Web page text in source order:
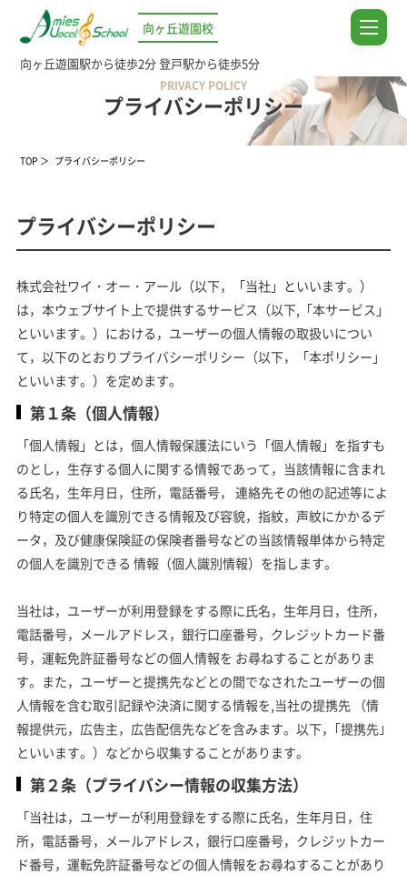
向ヶ丘遊園校
向ヶ丘遊園駅から徒歩2分登戸駅から徒歩5分
PRIVACY POLICY
プライバシーポリシー
TOP プライバシーポリシー
プライバシーポリシー
株式会社ワイ・オー・アール（以下，「当社」といいます。）
は，本ウェブサイト上で提供するサービス（以下,「本サービス」
といいます。）における，ユーザーの個人情報の取扱いについ
て，以下のとおりプライバシーポリシー（以下，「本ポリシー」
といいます。）を定めます。
第１条（個人情報）
「個人情報」とは，個人情報保護法にいう「個人情報」を指すも
のとし，生存する個人に関する情報であって，当該情報に含まれ
る氏名，生年月日，住所，電話番号， 連絡先その他の記述等によ
り特定の個人を識別できる情報及び容貌，指紋，声紋にかかるデ
ータ，及び健康保険証の保険者番号などの当該情報単体から特定
の個人を識別できる 情報（個人識別情報）を指します。
当社は，ユーザーが利用登録をする際に氏名，生年月日，住所，
電話番号，メールアドレス，銀行口座番号，クレジットカード番
号，運転免許証番号などの個人情報を お尋ねすることがありま
す。また，ユーザーと提携先などとの間でなされたユーザーの個
人情報を含む取引記録や決済に関する情報を,当社の提携先 （情
報提供元，広告主，広告配信先などを含みます。以下，｢提携先｣
といいます。）などから収集することがあります。
第２条（プライバシー情報の収集方法）
「当社は，ユーザーが利用登録をする際に氏名，生年月日，住
所，電話番号，メールアドレス，銀行口座番号，クレジットカー
ド番号，運転免許証番号などの個人情報をお尋ねすることがあり